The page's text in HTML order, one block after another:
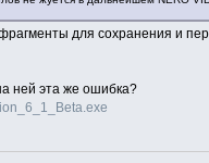
для сохранения и
ней эта же ошибка?